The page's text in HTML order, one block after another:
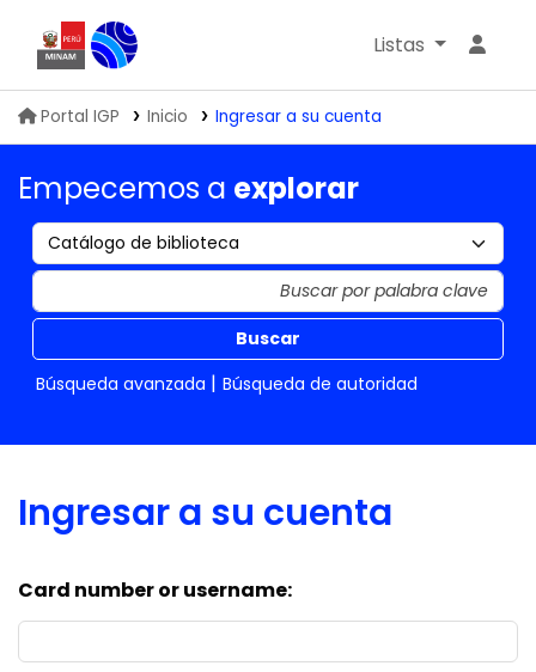
Biblioteca IGP
Listas
Portal IGP Inicio Ingresar a su cuenta
Empecemos a explorar
Buscar
Búsqueda avanzada
Búsqueda de autoridad
Ingresar a su cuenta
Card number or username: